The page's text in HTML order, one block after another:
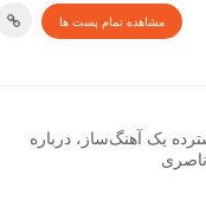
مشاهده تمام پست ها
یک آهنگ‌ساز، درباره